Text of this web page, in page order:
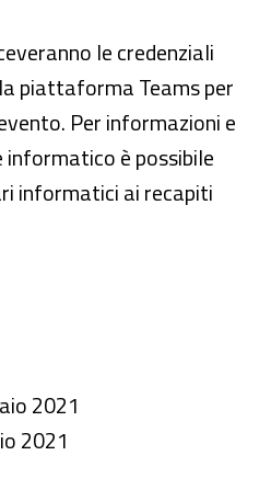
le credenziali
piattaforma Teams per
Per informazioni e
è possibile
informatici ai recapiti
2021
2021